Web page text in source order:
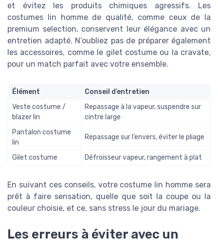
et évitez les produits chimiques agressifs. Les
costumes lin homme de qualité, comme ceux de la
premium selection, conservent leur élégance avec un
entretien adapté. N’oubliez pas de préparer également
les accessoires, comme le gilet costume ou la cravate,
pour un match parfait avec votre ensemble.
Élément
Conseil d’entretien
Veste costume /
blazer lin
Repassage à la vapeur, suspendre sur
cintre large
Pantalon costume
lin
Repassage sur l’envers, éviter le pliage
Gilet costume Défroisseur vapeur, rangement à plat
En suivant ces conseils, votre costume lin homme sera
prêt à faire sensation, quelle que soit la coupe ou la
couleur choisie, et ce, sans stress le jour du mariage.
Les erreurs à éviter avec un